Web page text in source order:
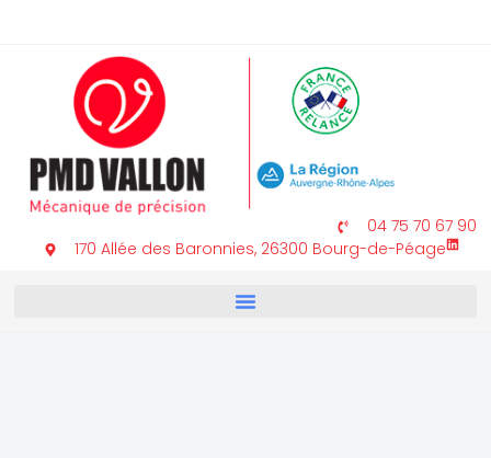
04 75 70 67 90
170 Allée des Baronnies, 26300 Bourg-de-Péage